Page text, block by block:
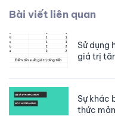
Bài viết liên quan
Sử dụng
giá trị
Sự khác
thức